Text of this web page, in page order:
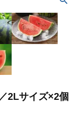
2Lサイズ×2個